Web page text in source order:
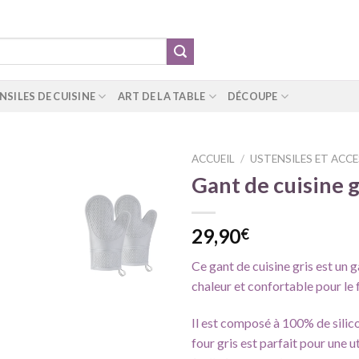
DE CUISINE ART DE LA TABLE DÉCOUPE
Ajouter
à ma
d'envie
ACCUEIL / USTENSILES ET
Gant de cuisine
29,90€
Ce gant de cuisine gris est un
chaleur et confortable pour le
Il est composé à 100% de
four gris est parfait pour une